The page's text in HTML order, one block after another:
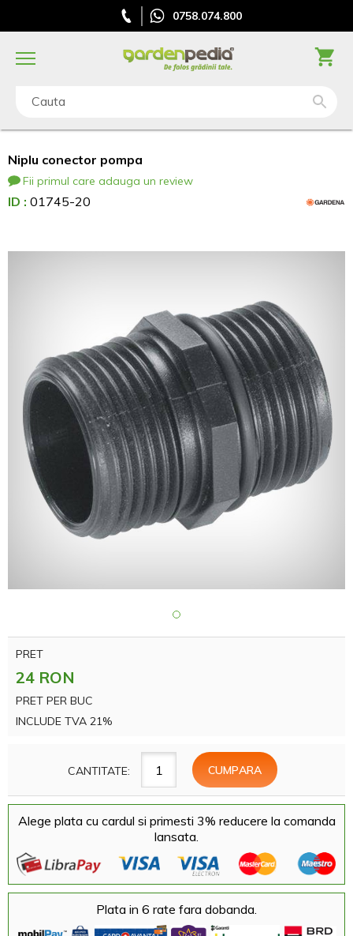
0758.074.800
Cauta
Niplu conector pompa
Fii primul care adauga un review
ID : 01745-20
PRET
24 RON
PRET PER BUC
INCLUDE TVA 21%
CANTITATE:
Alege plata cu cardul si primesti 3% reducere la comanda
lansata.
Plata in 6 rate fara dobanda.